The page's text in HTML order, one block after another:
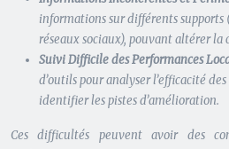
informations sur différents supports
réseaux sociaux), pouvant altérer
Suivi Difficile des Performances
d’outils pour analyser l’efficacité
identifier les pistes d’amélioration.
Ces difficultés peuvent avoir des